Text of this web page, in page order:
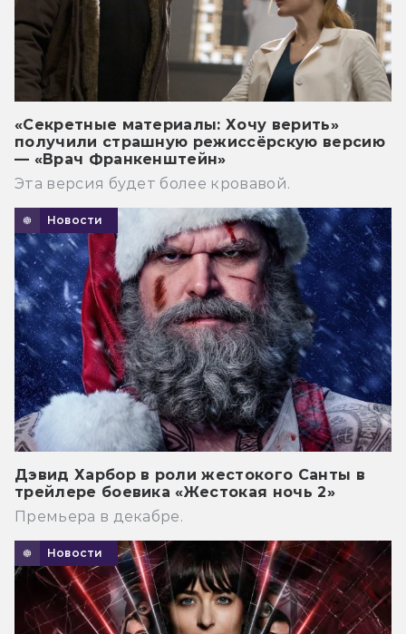
«Секретные материалы: Хочу верить»
получили страшную режиссёрскую версию
— «Врач Франкенштейн»
Эта версия будет более кровавой.
Новости
Дэвид Харбор в роли жестокого Санты в
трейлере боевика «Жестокая ночь 2»
Премьера в декабре.
Новости